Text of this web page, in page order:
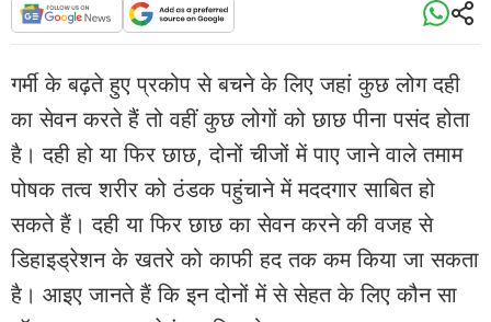
गर्मी के बढ़ते हुए प्रकोप से बचने के लिए जहां कुछ लोग दही
का सेवन करते हैं तो वहीं कुछ लोगों को छाछ पीना पसंद होता
है। दही हो या फिर छाछ, दोनों चीजों में पाए जाने वाले तमाम
पोषक तत्व शरीर को ठंडक पहुंचाने में मददगार साबित हो
सकते हैं। दही या फिर छाछ का सेवन करने की वजह से
डिहाइड्रेशन के खतरे को काफी हद तक कम किया जा सकता
है। आइए जानते हैं कि इन दोनों में से सेहत के लिए कौन सा